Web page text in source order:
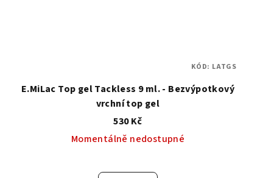
E.MiLac Top gel Tackless 9 ml. - Bezvýpotkový
vrchní top gel
530 Kč
Momentálně nedostupné
KÓD: LATGS